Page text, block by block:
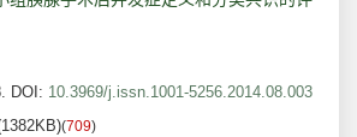
DOI: 10.3969/j.issn.1001-5256.2014.08.003
(709)